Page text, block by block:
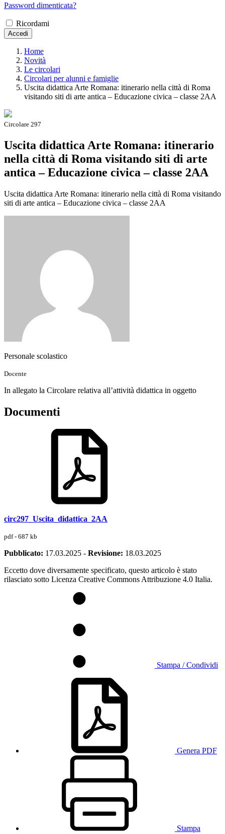
Password dimenticata?
Ricordami
Accedi
Home
Novità
Le circolari
Circolari per alunni e famiglie
Uscita didattica Arte Romana: itinerario nella città di Roma
visitando siti di arte antica – Educazione civica – classe 2AA
Circolare 297
Uscita didattica Arte Romana: itinerario
nella città di Roma visitando siti di arte
antica – Educazione civica – classe 2AA
Uscita didattica Arte Romana: itinerario nella città di Roma visitando
siti di arte antica – Educazione civica – classe 2AA
Personale scolastico
Docente
In allegato la Circolare relativa all’attività didattica in oggetto
Documenti
circ297_Uscita_didattica_2AA
pdf - 687 kb
Pubblicato: 17.03.2025 - Revisione: 18.03.2025
Eccetto dove diversamente specificato, questo articolo è stato
rilasciato sotto Licenza Creative Commons Attribuzione 4.0 Italia.
Stampa / Condividi
Genera PDF
Stampa